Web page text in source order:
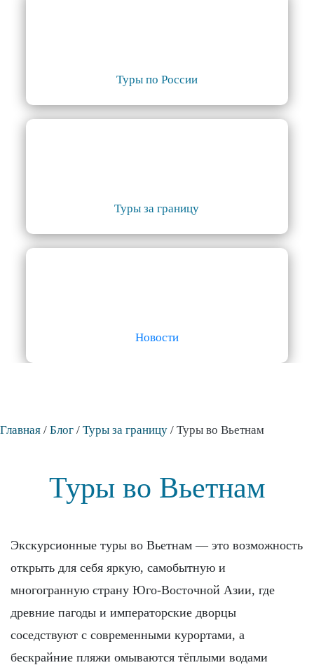
Туры по России
Туры за границу
Новости
Главная / Блог / Туры за границу / Туры во Вьетнам
Туры во Вьетнам
Экскурсионные туры во Вьетнам — это возможность
открыть для себя яркую, самобытную и
многогранную страну Юго-Восточной Азии, где
древние пагоды и императорские дворцы
соседствуют с современными курортами, а
бескрайние пляжи омываются тёплыми водами